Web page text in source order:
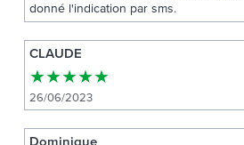
donné l'indication par sms.
CLAUDE
★★★★★
26/06/2023
Dominique